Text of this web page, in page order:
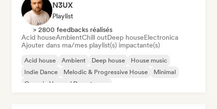
N3UX
Playlist
> 2800 feedbacks réalisés
Acid houseAmbientChill outDeep houseElectronica
Ajouter dans ma/mes playlist(s) impactante(s)
Acid house Ambient Deep house
House music
Indie Dance
Melodic & Progressive House
Minimal
Organic House / Downtempo